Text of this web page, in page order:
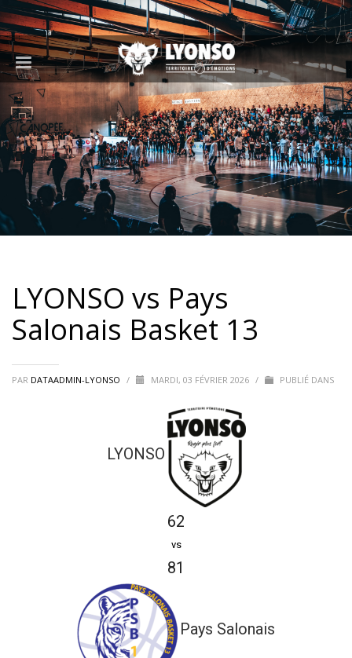
LYONSO vs Pays
Salonais Basket 13
PAR DATAADMIN-LYONSO / MARDI, 03 FÉVRIER 2026 / PUBLIÉ DANS
LYONSO
62
vs
81
Pays Salonais